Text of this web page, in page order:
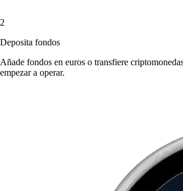
2
Deposita fondos
Añade fondos en euros o transfiere
empezar a operar.